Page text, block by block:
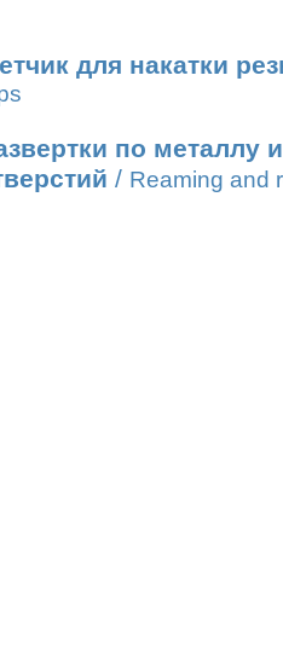
для накатки
по металлу
/ Reaming and